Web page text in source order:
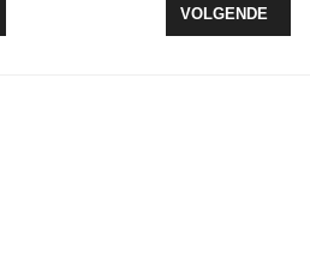
AFTRAP VERRICHT VAN
VOLGENDE
VOLGENDE